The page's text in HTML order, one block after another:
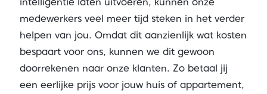
medewerkers veel meer tijd steken in het verder
helpen van jou. Omdat dit aanzienlijk wat kosten
bespaart voor ons, kunnen we dit gewoon
doorrekenen naar onze klanten. Zo betaal jij
een eerlijke prijs voor jouw huis of appartement,